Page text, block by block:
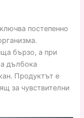
постепенно
бързо, а при
дълбока
Продуктът е
за чувствителни